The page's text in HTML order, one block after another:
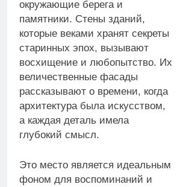
окружающие берега и
памятники. Стены зданий,
которые веками хранят секреты
старинных эпох, вызывают
восхищение и любопытство. Их
величественные фасады
рассказывают о времени, когда
архитектура была искусством,
а каждая деталь имела
глубокий смысл.
Это место является идеальным
фоном для воспоминаний и